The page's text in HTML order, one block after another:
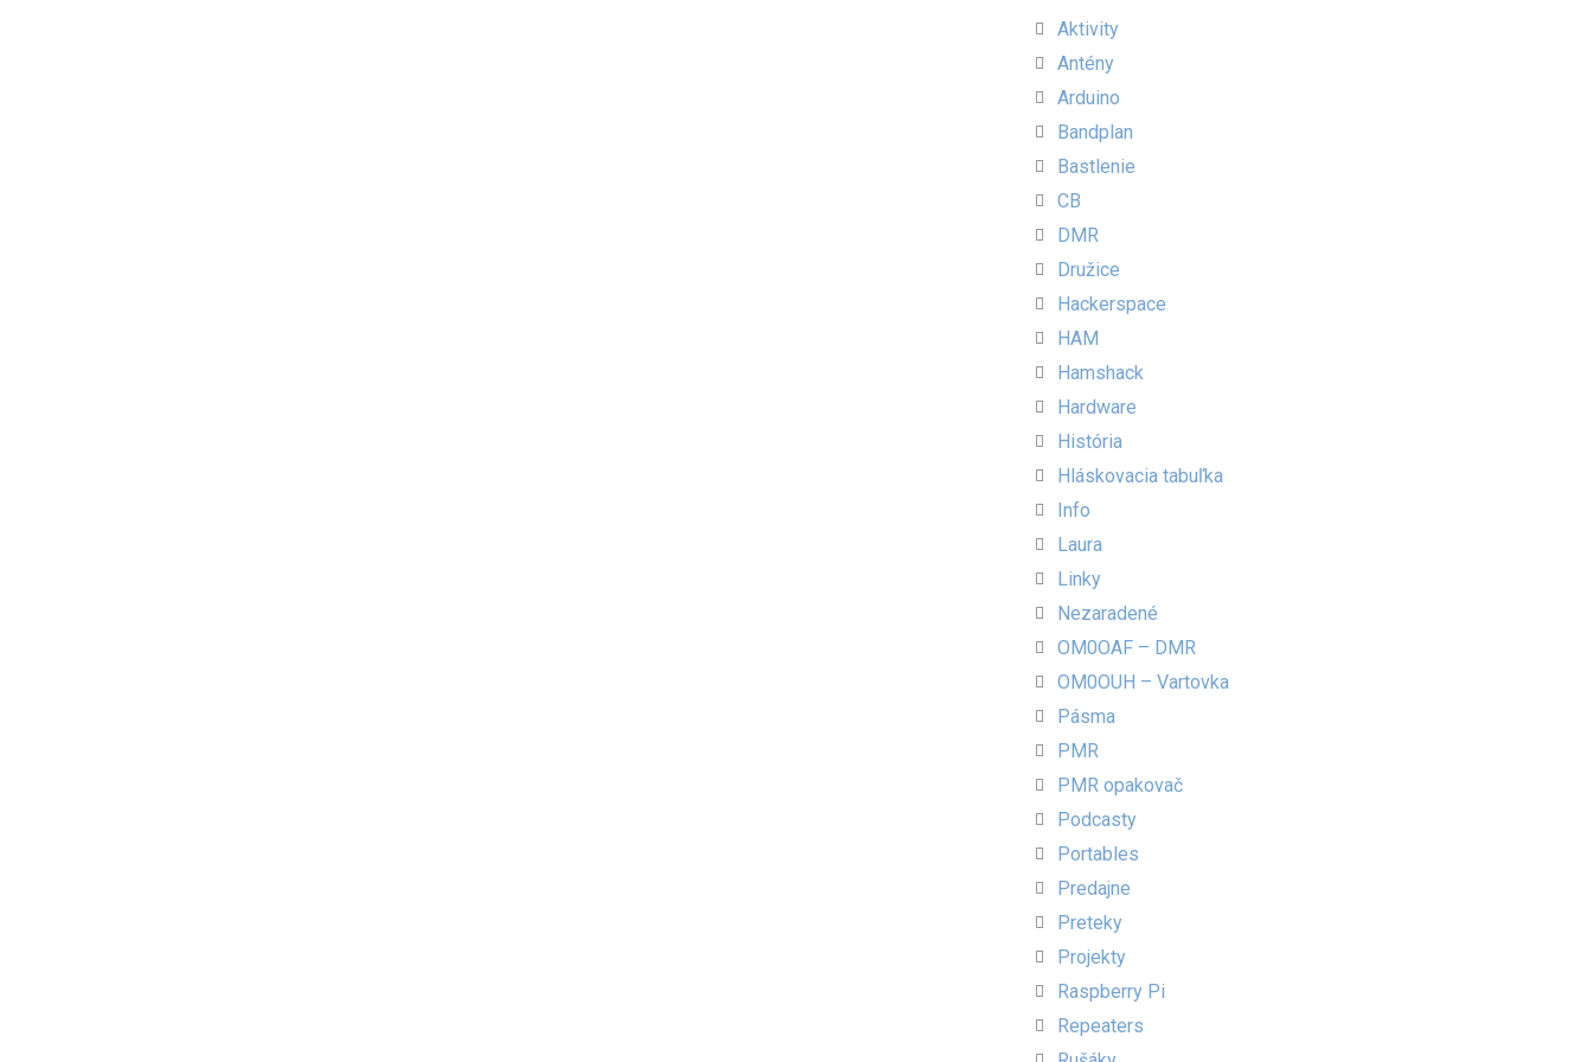
Aktivity
Antény
Arduino
Bandplan
Bastlenie
CB
DMR
Družice
Hackerspace
HAM
Hamshack
Hardware
História
Hláskovacia tabuľka
Info
Laura
Linky
Nezaradené
OM0OAF – DMR
OM0OUH – Vartovka
Pásma
PMR
PMR opakovač
Podcasty
Portables
Predajne
Preteky
Projekty
Raspberry Pi
Repeaters